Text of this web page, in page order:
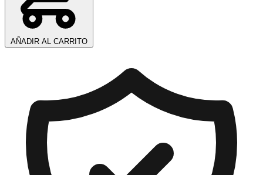
AÑADIR AL CARRITO